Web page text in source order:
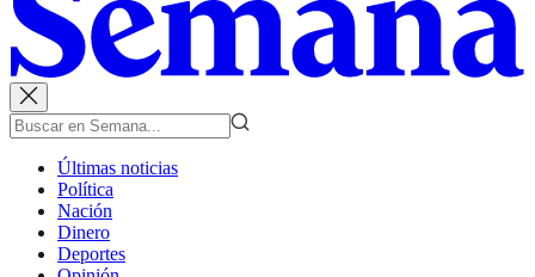
Últimas noticias
Política
Nación
Dinero
Deportes